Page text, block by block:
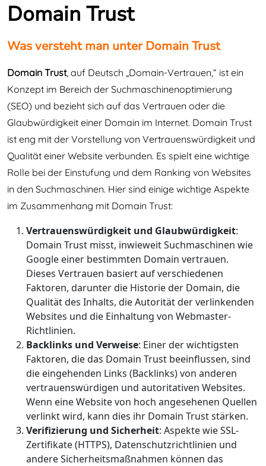
Domain Trust
Was versteht man unter Domain Trust
Domain Trust, auf Deutsch „Domain-Vertrauen,“ ist ein
Konzept im Bereich der Suchmaschinenoptimierung
(SEO) und bezieht sich auf das Vertrauen oder die
Glaubwürdigkeit einer Domain im Internet. Domain Trust
ist eng mit der Vorstellung von Vertrauenswürdigkeit und
Qualität einer Website verbunden. Es spielt eine wichtige
Rolle bei der Einstufung und dem Ranking von Websites
in den Suchmaschinen. Hier sind einige wichtige Aspekte
im Zusammenhang mit Domain Trust:
Vertrauenswürdigkeit und Glaubwürdigkeit:
Domain Trust misst, inwieweit Suchmaschinen wie
Google einer bestimmten Domain vertrauen.
Dieses Vertrauen basiert auf verschiedenen
Faktoren, darunter die Historie der Domain, die
Qualität des Inhalts, die Autorität der verlinkenden
Websites und die Einhaltung von Webmaster-
Richtlinien.
Backlinks und Verweise: Einer der wichtigsten
Faktoren, die das Domain Trust beeinflussen, sind
die eingehenden Links (Backlinks) von anderen
vertrauenswürdigen und autoritativen Websites.
Wenn eine Website von hoch angesehenen Quellen
verlinkt wird, kann dies ihr Domain Trust stärken.
Verifizierung und Sicherheit: Aspekte wie SSL-
Zertifikate (HTTPS), Datenschutzrichtlinien und
andere Sicherheitsmaßnahmen können das